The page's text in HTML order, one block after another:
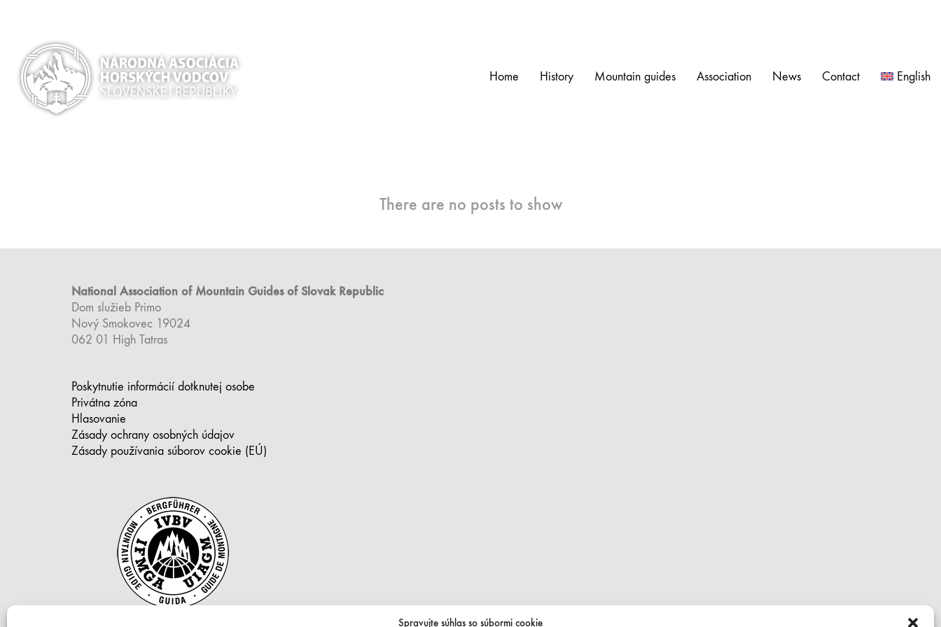
Spravujte súhlas so súbormi cookie
Home History Mountain guides Association News Contact English
There are no posts to show
National Association of Mountain Guides of Slovak Republic
Dom služieb Primo
Nový Smokovec 19024
062 01 High Tatras
Poskytnutie informácií dotknutej osobe
Privátna zóna
Hlasovanie
Zásady ochrany osobných údajov
Zásady používania súborov cookie (EÚ)